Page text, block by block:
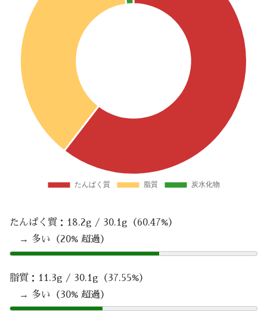
たんぱく質：18.2g / 30.1g（60.47%）
→ 多い（20% 超過）
脂質：11.3g / 30.1g（37.55%）
→ 多い（30% 超過）